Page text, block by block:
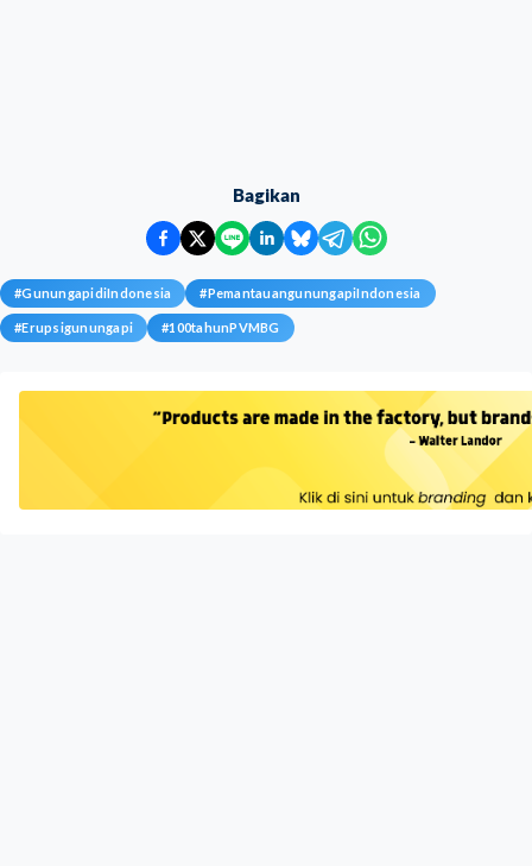
Bagikan
#GunungapidiIndonesia #PemantauangunungapiIndonesia
#Erupsigunungapi #100tahunPVMBG